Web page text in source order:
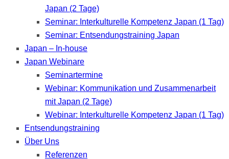
Japan (2 Tage)
Seminar: Interkulturelle Kompetenz Japan (1 Tag)
Seminar: Entsendungstraining Japan
Japan – In-house
Japan Webinare
Seminartermine
Webinar: Kommunikation und Zusammenarbeit
mit Japan (2 Tage)
Webinar: Interkulturelle Kompetenz Japan (1 Tag)
Entsendungstraining
Über Uns
Referenzen